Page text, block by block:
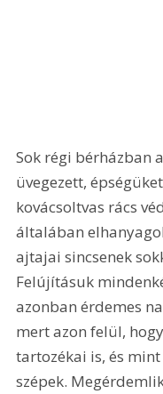
Sok régi bérházban
üvegezett,
kovácsoltvas rács
általában
ajtajai sincsenek
Felújításuk
azonban érdemes
mert azon felül,
tartozékai is, és
szépek.